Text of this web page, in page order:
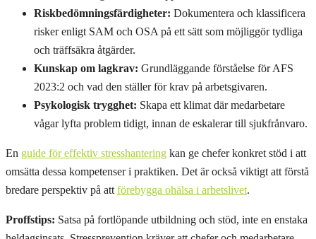
Riskbedömningsfärdigheter: Dokumentera och klassificera
risker enligt SAM och OSA på ett sätt som möjliggör tydliga
och träffsäkra åtgärder.
Kunskap om lagkrav: Grundläggande förståelse för AFS
2023:2 och vad den ställer för krav på arbetsgivaren.
Psykologisk trygghet: Skapa ett klimat där medarbetare
vågar lyfta problem tidigt, innan de eskalerar till sjukfrånvaro.
En guide för effektiv stresshantering kan ge chefer konkret stöd i att
omsätta dessa kompetenser i praktiken. Det är också viktigt att förstå
bredare perspektiv på att förebygga ohälsa i arbetslivet.
Proffstips: Satsa på fortlöpande utbildning och stöd, inte en enstaka